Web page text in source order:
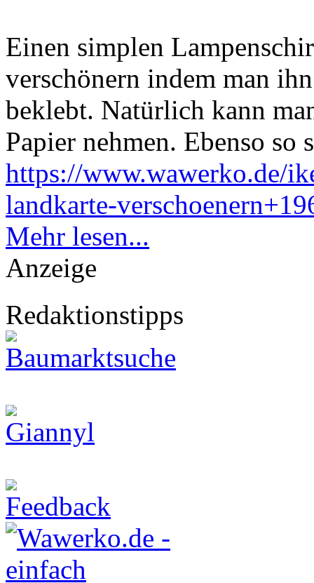
Einen simplen
verschönern indem man
beklebt. Natürlich kann
Papier nehmen. Ebenso
https://www.wawerko.de/
landkarte-
Mehr lesen...
Anzeige
Redaktionstipps